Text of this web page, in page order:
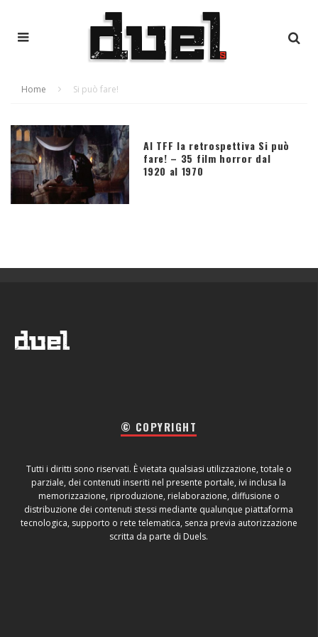
Home Si può fare!
Al TFF la retrospettiva Si può
fare! – 35 film horror dal
1920 al 1970
© COPYRIGHT
Tutti i diritti sono riservati. È vietata qualsiasi utilizzazione, totale o
parziale, dei contenuti inseriti nel presente portale, ivi inclusa la
memorizzazione, riproduzione, rielaborazione, diffusione o
distribuzione dei contenuti stessi mediante qualunque piattaforma
tecnologica, supporto o rete telematica, senza previa autorizzazione
scritta da parte di Duels.